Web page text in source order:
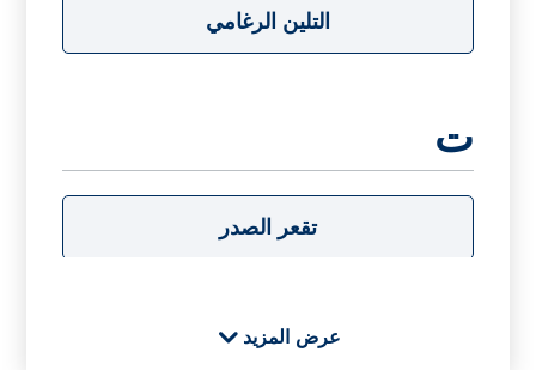
التلين الرغامي
ت
تقعر الصدر
عرض المزيد